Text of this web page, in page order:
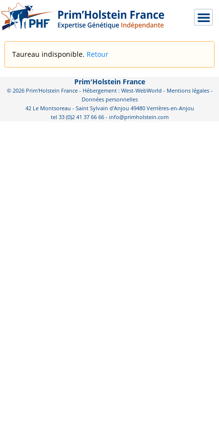
Taureau indisponible. Retour
Prim'Holstein France
© 2026 Prim'Holstein France - Hébergement : West-WebWorld - Mentions légales-
Données personnelles
42 Le Montsoreau - Saint Sylvain d'Anjou 49480 Verrières-en-Anjou
tel 33 (0)2 41 37 66 66 - info@primholstein.com